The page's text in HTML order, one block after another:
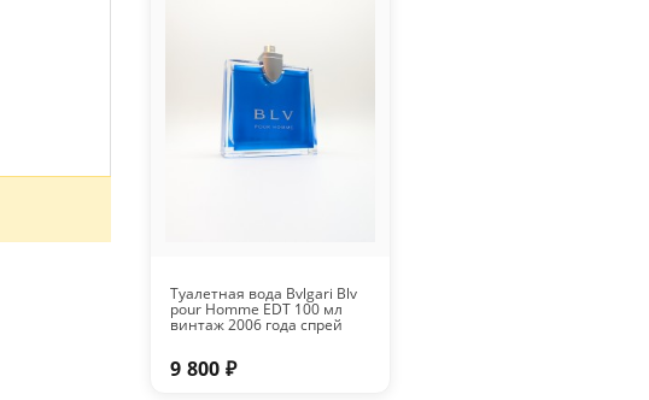
Туалетная вода Bvlgari Blv
pour Homme EDT 100 мл
винтаж 2006 года спрей
9 800 ₽